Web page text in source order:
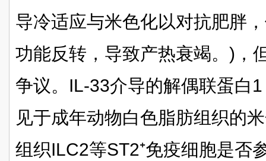
导冷适应与米色化以对抗肥胖
功能反转，导致产热衰竭。)，
争议。IL-33介导的解偶联蛋白
见于成年动物白色脂肪组织的
组织ILC2等ST2⁺免疫细胞是否